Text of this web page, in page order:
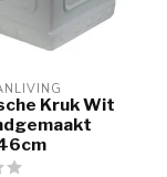
Kruk Wit